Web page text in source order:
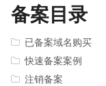
备案目录
已备案域名购买
快速备案案例
注销备案